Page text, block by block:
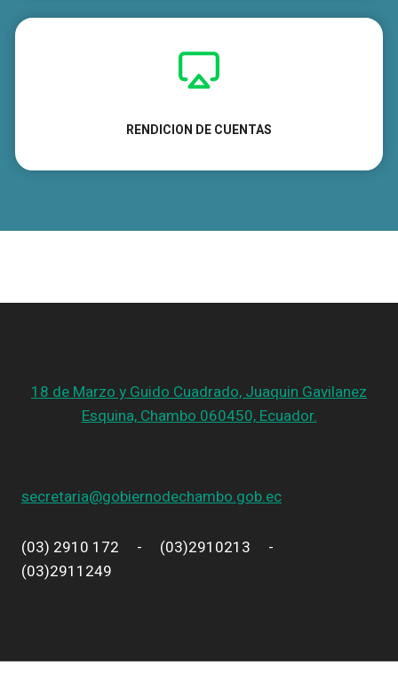
RENDICION DE CUENTAS
18 de Marzo y Guido Cuadrado, Juaquin Gavilanez
Esquina, Chambo 060450, Ecuador.
secretaria@gobiernodechambo.gob.ec
(03) 2910 172 - (03)2910213 -
(03)2911249